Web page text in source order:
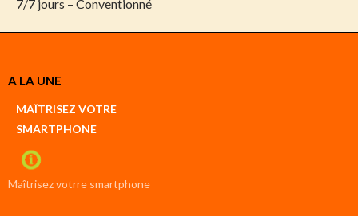
7/7 jours – Conventionné
A LA UNE
MAÎTRISEZ VOTRE
SMARTPHONE
Maîtrisez votrre smartphone